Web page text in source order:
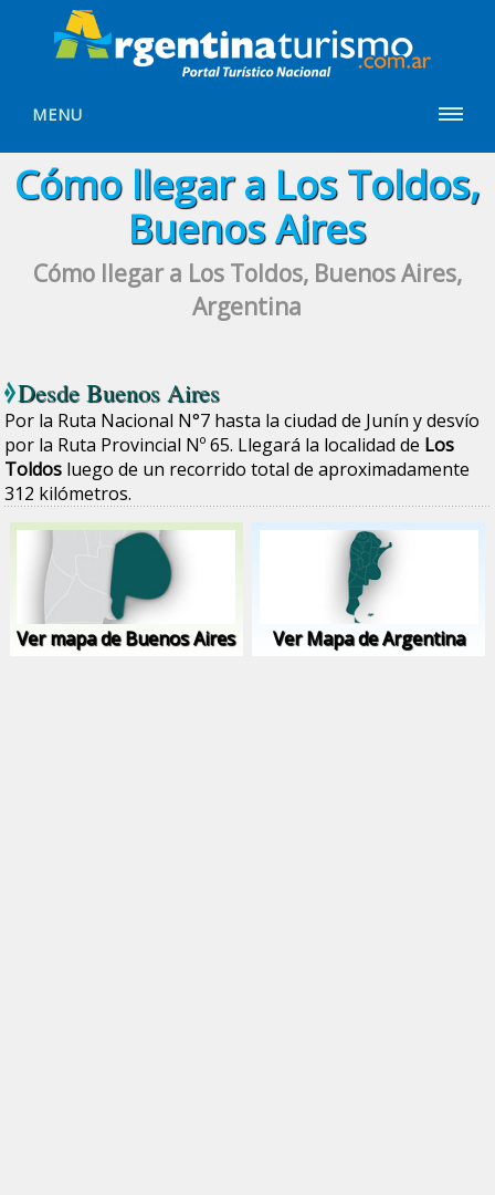
MENU
Cómo llegar a Los Toldos,
Buenos Aires
Cómo llegar a Los Toldos, Buenos Aires,
Argentina
DesdeBuenos Aires
Por la Ruta Nacional N°7 hasta la ciudad de Junín y desvío
por la Ruta Provincial Nº 65. Llegará la localidad de Los
Toldos luego de un recorrido total de aproximadamente
312 kilómetros.
Ver mapa de Buenos Aires Ver Mapa de Argentina